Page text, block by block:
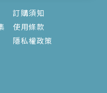
訂購須知
使用條款
隱私權政策